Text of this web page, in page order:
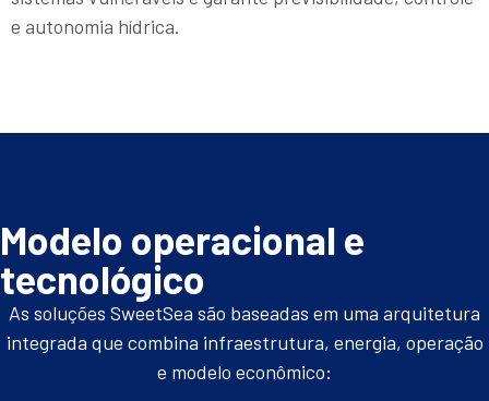
e autonomia hídrica.
Modelo operacional e
tecnológico
As soluções SweetSea são baseadas em uma arquitetura
integrada que combina infraestrutura, energia, operação
e modelo econômico: